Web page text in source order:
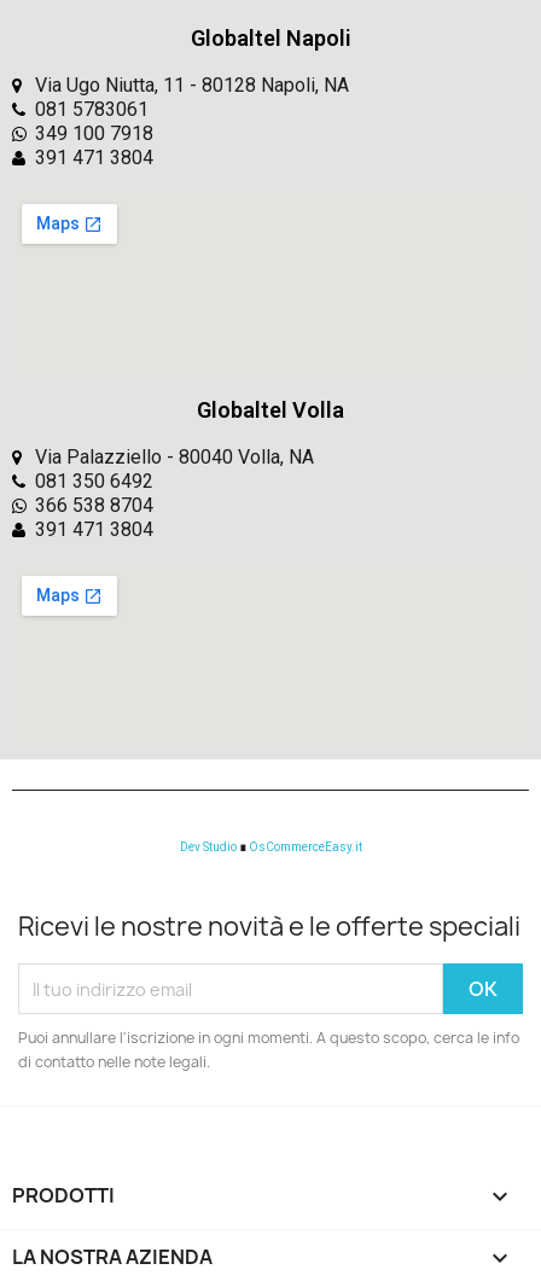
Globaltel Napoli
Via Ugo Niutta, 11 - 80128 Napoli, NA
081 5783061
349 100 7918
391 471 3804
Globaltel Volla
Via Palazziello - 80040 Volla, NA
081 350 6492
366 538 8704
391 471 3804
Dev Studio ∎ OsCommerceEasy.it
Ricevi le nostre novità e le offerte speciali
Puoi annullare l'iscrizione in ogni momenti. A questo scopo, cerca le info
di contatto nelle note legali.
PRODOTTI 
LA NOSTRA AZIENDA 